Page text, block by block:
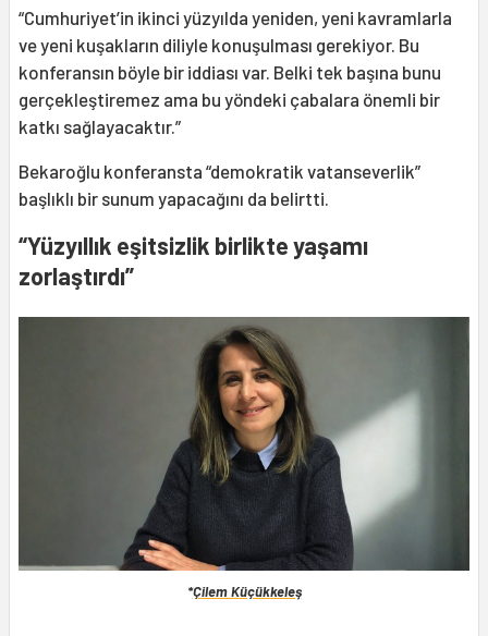
“Cumhuriyet’in ikinci yüzyılda yeniden, yeni kavramlarla
ve yeni kuşakların diliyle konuşulması gerekiyor. Bu
konferansın böyle bir iddiası var. Belki tek başına bunu
gerçekleştiremez ama bu yöndeki çabalara önemli bir
katkı sağlayacaktır.”
Bekaroğlu konferansta “demokratik vatanseverlik”
başlıklı bir sunum yapacağını da belirtti.
“Yüzyıllık eşitsizlik birlikte yaşamı
zorlaştırdı”
*Çilem Küçükkeleş